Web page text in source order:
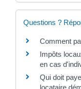
Questions ?
Comment
Impôts
en cas
Qui doit
locataire